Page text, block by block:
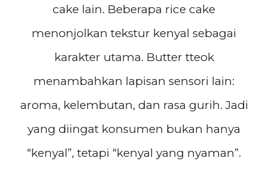
cake lain. Beberapa rice cake
menonjolkan tekstur kenyal sebagai
karakter utama. Butter tteok
menambahkan lapisan sensori lain:
aroma, kelembutan, dan rasa gurih. Jadi
yang diingat konsumen bukan hanya
“kenyal”, tetapi “kenyal yang nyaman”.